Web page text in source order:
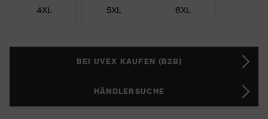
4XL 5XL 6XL
BEI UVEX KAUFEN (B2B)
HÄNDLERSUCHE